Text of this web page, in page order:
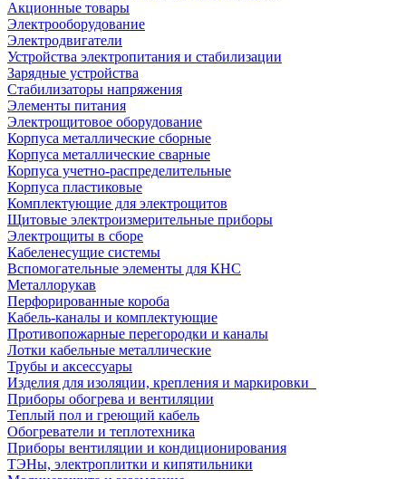
Акционные товары
Электрооборудование
Электродвигатели
Устройства электропитания и стабилизации
Зарядные устройства
Стабилизаторы напряжения
Элементы питания
Электрощитовое оборудование
Корпуса металлические сборные
Корпуса металлические сварные
Корпуса учетно-распределительные
Корпуса пластиковые
Комплектующие для электрощитов
Щитовые электроизмерительные приборы
Электрощиты в сборе
Кабеленесущие системы
Вспомогательные элементы для КНС
Металлорукав
Перфорированные короба
Кабель-каналы и комплектующие
Противопожарные перегородки и каналы
Лотки кабельные металлические
Трубы и аксессуары
Изделия для изоляции, крепления и маркировки
Приборы обогрева и вентиляции
Теплый пол и греющий кабель
Обогреватели и теплотехника
Приборы вентиляции и кондиционирования
ТЭНы, электроплитки и кипятильники